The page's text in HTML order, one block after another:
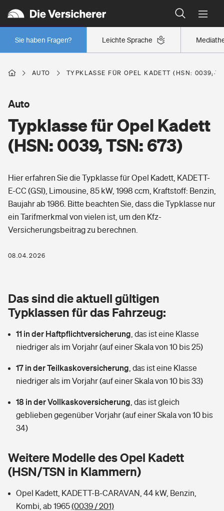
Leichte Sprache
Sie haben Fragen?
Wer versichert was: Jetzt Versicherer finden
Regionalklassen: So ist Ihre Region eingestuft
Wer versichert was: Jetzt Versicherer finden
Berufsunfähigkeitsversicherung
Erwerbsunfähigkeitsversicherung
Grundfähigkeitsversicherung
Arbeitsrechtsschutz
Berufshaftpflichtversicherung
Zur Übersicht
Tools
Wer versichert was: Jetzt Versicherer finden
Sie haben Fragen?
Wohnen
Glasversicherung
Mietkautionsversicherung
Restkreditversicherung
Zur Übersicht
Hochwasser-Check: Wie gefährdet ist Ihr Haus?
Wer versichert was: Jetzt Versicherer finden
Freizeit
Pri­vate Haft­pflicht­
Kinderunfall­ver­si­che­rung
Kinderinvalidität
Reiseversicherung
Pferdehalter-Haftpflicht
Private Cyberversicherung
Musikinstrumentenversicherung
Gesundheit
Private Krankenversicherung
Dread-Disease-Versicherung
Tierkrankenversicherung
Wer versichert was: Jetzt Versicherer finden
Sie haben Fragen?
Rentenrechner: Wie viel Geld bekomme ich im Alter?
AUTO TYPKLASSE FÜR OPEL KADETT (HSN: 0039,
Typklasse für Opel Kadett
(HSN: 0039, TSN: 673)
Auto
Hier erfahren Sie die Typklasse für Opel Kadett, KADETT-
E-CC (GSI), Limousine, 85 kW, 1998 ccm, Kraftstoff: Benzin,
Baujahr ab 1986. Bitte beachten Sie, dass die Typklasse nur
ein Tarifmerkmal von vielen ist, um den Kfz-
Versicherungsbeitrag zu berechnen.
08.04.2026
Das sind die aktuell gültigen
Typklassen für das Fahrzeug:
11 in der Haftpflichtversicherung das ist eine Klasse
niedriger als im Vorjahr (auf einer Skala von 10 bis 25)
17 in der Teilkaskoversicherung das ist eine Klasse
niedriger als im Vorjahr (auf einer Skala von 10 bis 33)
18 in der Vollkaskoversicherung das ist gleich
geblieben gegenüber Vorjahr (auf einer Skala von 10 bis
34)
Weitere Modelle des Opel Kadett
(HSN/TSN in Klammern)
Opel Kadett, KADETT-B-CARAVAN, 44 kW, Benzin,
Kombi, ab 1965(0039 / 201)